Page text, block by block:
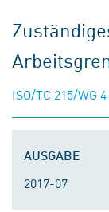
ISO/TC 215/WG 4
AUSGABE
2017-07